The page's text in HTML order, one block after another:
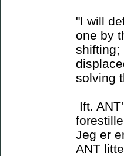
"I will
one by
shifting;
solving
Ift.
Jeg er
ANT